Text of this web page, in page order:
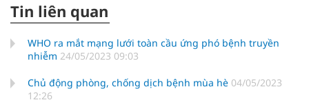
Tin liên quan
WHO ra mắt mạng lưới toàn cầu ứng phó bệnh truyền
nhiễm 24/05/2023 09:03
Chủ động phòng, chống dịch bệnh mùa hè 04/05/2023
12:26